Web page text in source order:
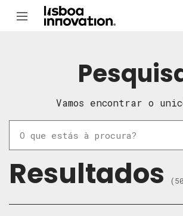
Vamos encontrar o
Resultados